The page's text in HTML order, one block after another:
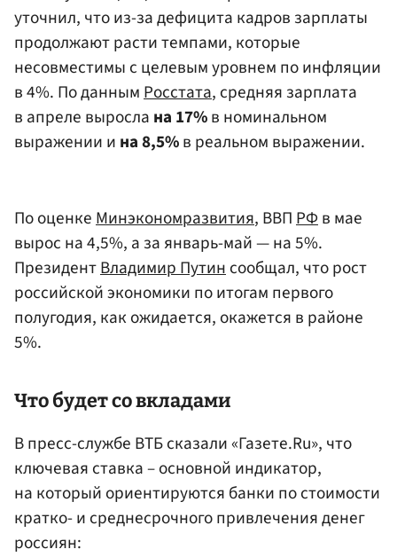
уточнил, что из-за дефицита кадров зарплаты
продолжают расти темпами, которые
несовместимы с целевым уровнем по инфляции
в 4%. По даннымРосстата, средняя зарплата
в апреле выросла на 17%в номинальном
выражении и на 8,5%в реальном выражении.
По оценке Минэкономразвития, ВВП РФв мае
вырос на 4,5%, а за январь-май — на 5%.
ПрезидентВладимир Путин сообщал, что рост
российской экономики по итогам первого
полугодия, как ожидается, окажется в районе
5%.
Что будет со вкладами
В пресс-службе ВТБ сказали «Газете.Ru», что
ключевая ставка – основной индикатор,
на который ориентируются банки по стоимости
кратко- и среднесрочного привлечения денег
россиян: